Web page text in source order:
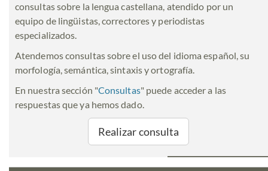
consultas sobre la lengua castellana, atendido por un
equipo de lingüistas, correctores y periodistas
especializados.
Atendemos consultas sobre el uso del idioma español, su
morfología, semántica, sintaxis y ortografía.
En nuestra sección "Consultas" puede acceder a las
respuestas que ya hemos dado.
Realizar consulta